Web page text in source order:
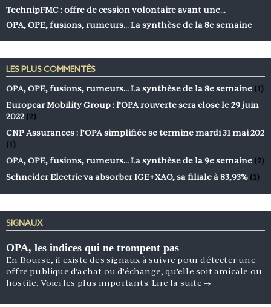
TechnipFMC : offre de cession volontaire avant une…
OPA, OPE, fusions, rumeurs… La synthèse de la 8e semaine
LES PLUS COMMENTÉS
OPA, OPE, fusions, rumeurs… La synthèse de la 8e semaine (1)
Europcar Mobility Group : l’OPA rouverte sera close le 29 juin
2022 (2)
CNP Assurances : l’OPA simplifiée se termine mardi 31 mai 202
(1)
OPA, OPE, fusions, rumeurs… La synthèse de la 9e semaine (2)
Schneider Electric va absorber IGE+XAO, sa filiale à 83,93% (1)
SIGNAUX
OPA, les indices qui ne trompent pas
En Bourse, il existe des signaux à suivre pour détecter une
offre publique d’achat ou d’échange, qu’elle soit amicale ou
hostile. Voici les plus importants.Lire la suite →